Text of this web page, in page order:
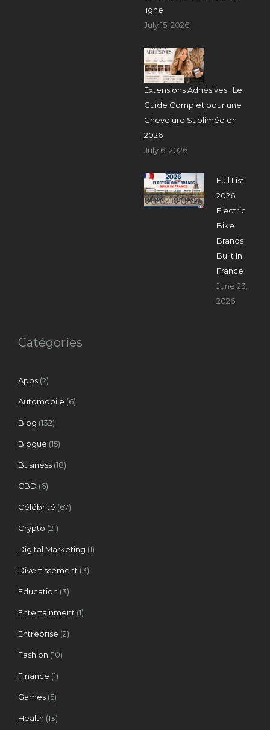
ligne
July 15, 2026
Extensions Adhésives : Le
Guide Complet pour une
Chevelure Sublimée en
2026
July 6, 2026
Full List:
2026
Electric
Bike
Brands
Built In
France
June 23,
2026
Catégories
Apps (2)
Automobile (6)
Blog (132)
Blogue (15)
Business (18)
CBD (6)
Célébrité (67)
Crypto (21)
Digital Marketing (1)
Divertissement (3)
Education (3)
Entertainment (1)
Entreprise (2)
Fashion (10)
Finance (1)
Games (5)
Health (13)